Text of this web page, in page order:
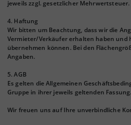
jeweils zzgl. gesetzlicher Mehrwertsteuer.
4. Haftung
Wir bitten um Beachtung, dass wir die
Vermieter/Verkäufer erhalten haben und
übernehmen können. Bei den
Angaben.
5. AGB
Es gelten die Allgemeinen
Gruppe in ihrer jeweils geltenden Fassung.
Wir freuen uns auf Ihre unverbindliche